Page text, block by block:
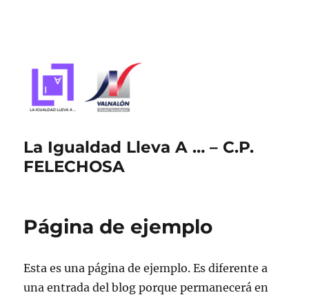
La Igualdad Lleva A … – C.P.
FELECHOSA
Página de ejemplo
Esta es una página de ejemplo. Es diferente a
una entrada del blog porque permanecerá en